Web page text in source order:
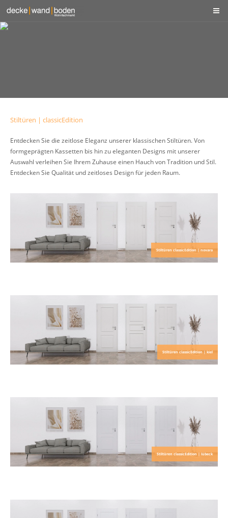
Stiltüren | classicEdition
Entdecken Sie die zeitlose Eleganz unserer klassischen Stiltüren. Von
formgeprägten Kassetten bis hin zu eleganten Designs mit unserer
Auswahl verleihen Sie Ihrem Zuhause einen Hauch von Tradition und Stil.
Entdecken Sie Qualität und zeitloses Design für jeden Raum.
Stiltüren classicEdition | novara
Stiltüren classicEdition | kiel
Stiltüren classicEdition | lübeck